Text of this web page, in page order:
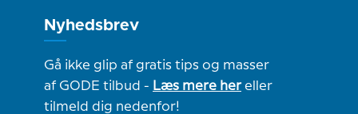
Nyhedsbrev
Gå ikke glip af gratis tips og masser
af GODE tilbud - Læs mere hereller
tilmeld dig nedenfor!